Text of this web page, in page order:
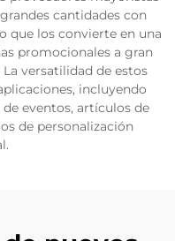
cantidades con
que los convierte en una
promocionales a gran
versatilidad de estos
incluyendo
eventos, artículos de
de personalización